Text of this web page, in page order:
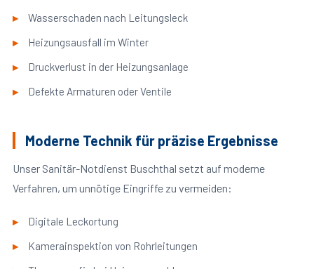
Wasserschaden nach Leitungsleck
Heizungsausfall im Winter
Druckverlust in der Heizungsanlage
Defekte Armaturen oder Ventile
Moderne Technik für präzise Ergebnisse
Unser Sanitär-Notdienst Buschthal setzt auf moderne
Verfahren, um unnötige Eingriffe zu vermeiden:
Digitale Leckortung
Kamerainspektion von Rohrleitungen